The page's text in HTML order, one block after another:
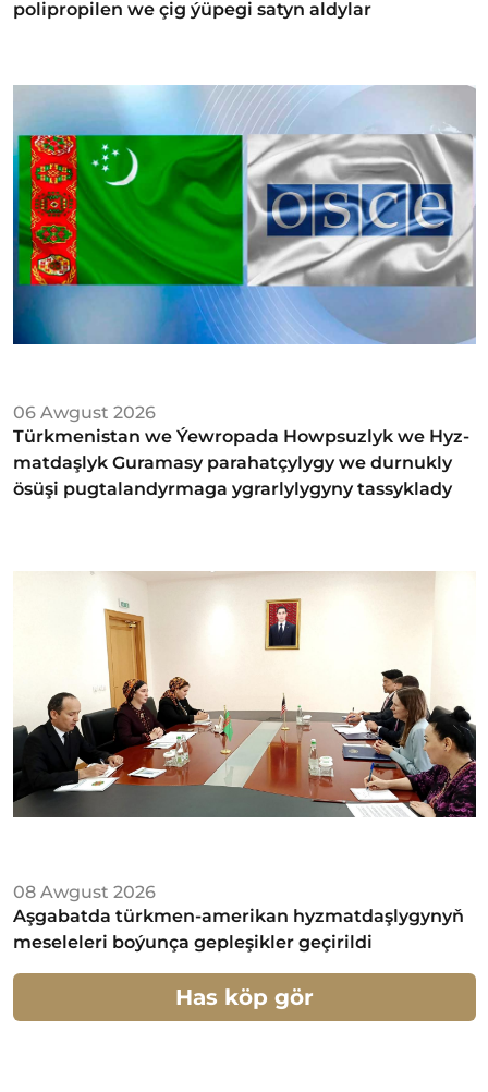
polipropilen we çig ýüpegi satyn aldylar
06 Awgust 2026
Türkmenistan we Ýew­ro­pa­da Howp­suz­lyk we Hyz­
mat­daş­lyk Gu­ra­ma­sy­ parahatçylygy we durnukly
ösüşi pugtalandyrmaga ygrarlylygyny tassyklady
08 Awgust 2026
Aşgabatda türkmen-amerikan hyzmatdaşlygynyň
meseleleri boýunça gepleşikler geçirildi
Has köp gör